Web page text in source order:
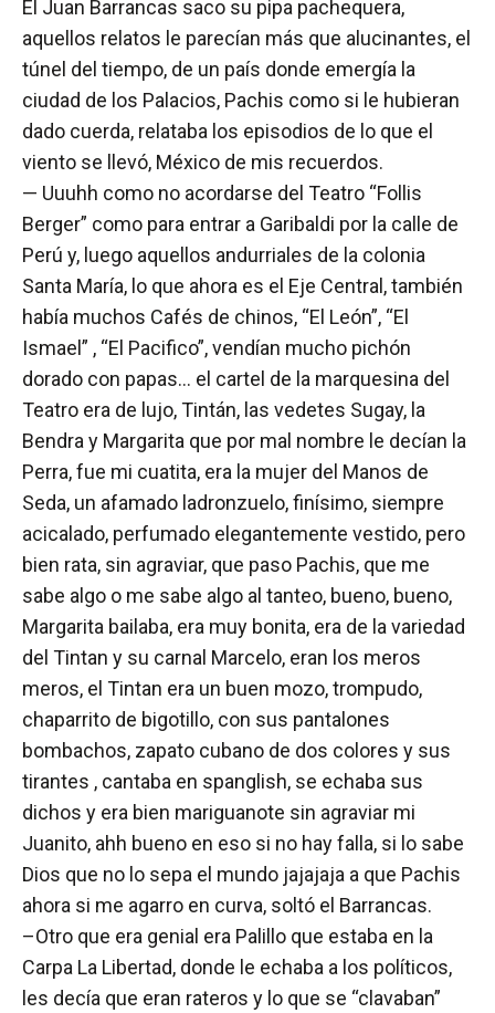
El Juan Barrancas saco su pipa pachequera,
aquellos relatos le parecían más que alucinantes, el
túnel del tiempo, de un país donde emergía la
ciudad de los Palacios, Pachis como si le hubieran
dado cuerda, relataba los episodios de lo que el
viento se llevó, México de mis recuerdos.
— Uuuhh como no acordarse del Teatro “Follis
Berger” como para entrar a Garibaldi por la calle de
Perú y, luego aquellos andurriales de la colonia
Santa María, lo que ahora es el Eje Central, también
había muchos Cafés de chinos, “El León”, “El
Ismael” , “El Pacifico”, vendían mucho pichón
dorado con papas… el cartel de la marquesina del
Teatro era de lujo, Tintán, las vedetes Sugay, la
Bendra y Margarita que por mal nombre le decían la
Perra, fue mi cuatita, era la mujer del Manos de
Seda, un afamado ladronzuelo, finísimo, siempre
acicalado, perfumado elegantemente vestido, pero
bien rata, sin agraviar, que paso Pachis, que me
sabe algo o me sabe algo al tanteo, bueno, bueno,
Margarita bailaba, era muy bonita, era de la variedad
del Tintan y su carnal Marcelo, eran los meros
meros, el Tintan era un buen mozo, trompudo,
chaparrito de bigotillo, con sus pantalones
bombachos, zapato cubano de dos colores y sus
tirantes , cantaba en spanglish, se echaba sus
dichos y era bien mariguanote sin agraviar mi
Juanito, ahh bueno en eso si no hay falla, si lo sabe
Dios que no lo sepa el mundo jajajaja a que Pachis
ahora si me agarro en curva, soltó el Barrancas.
–Otro que era genial era Palillo que estaba en la
Carpa La Libertad, donde le echaba a los políticos,
les decía que eran rateros y lo que se “clavaban”